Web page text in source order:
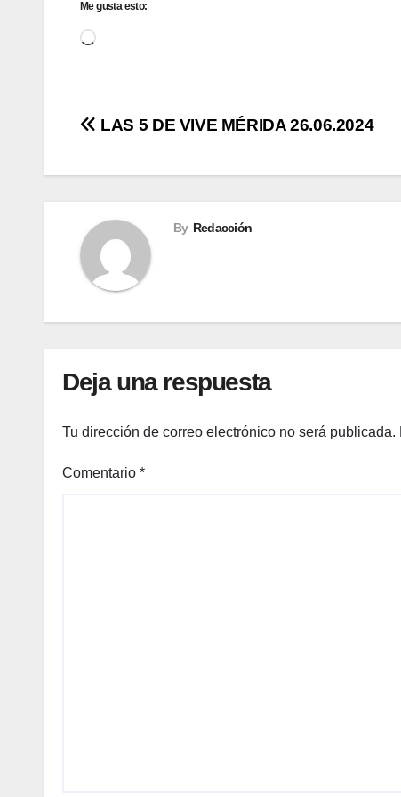
Me gusta esto:
Cargando...
Navegación
de
LAS 5 DE VIVE MÉRIDA 26.06.2024
By Redacción
Deja una respuesta
Tu dirección de correo electrónico no será publicada.
Comentario *